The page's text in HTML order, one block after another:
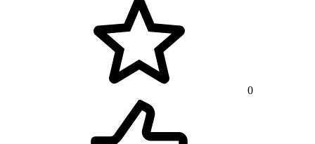
0